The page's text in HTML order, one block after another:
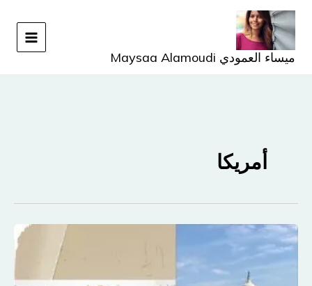
تخطي
المحتوى
ميساء العمودي Maysaa Alamoudi
أمريكا